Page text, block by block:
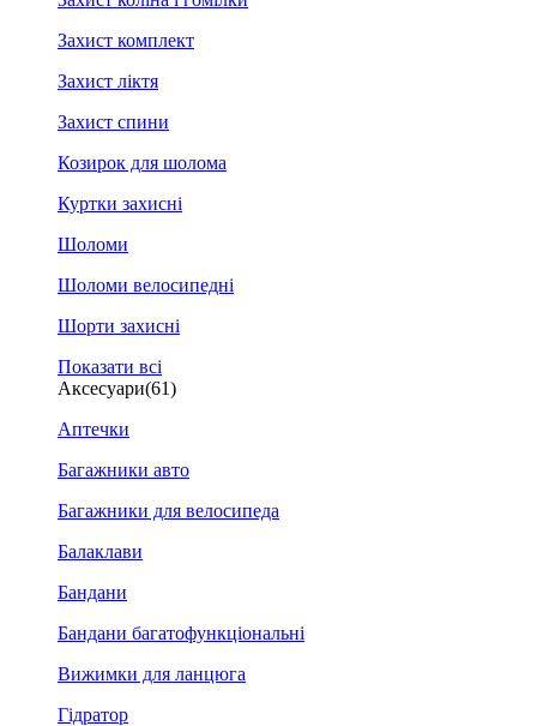
Захист комплект
Захист ліктя
Захист спини
Козирок для шолома
Куртки захисні
Шоломи
Шоломи велосипедні
Шорти захисні
Показати всі
Аксесуари(61)
Аптечки
Багажники авто
Багажники для велосипеда
Балаклави
Бандани
Бандани багатофункціональні
Вижимки для ланцюга
Гідратор